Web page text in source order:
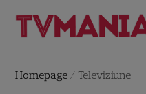
Homepage / Televiziune